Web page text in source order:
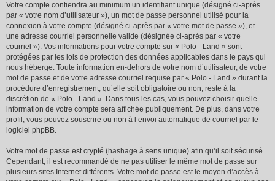
Votre compte contiendra au minimum un identifiant unique (désigné ci-après
par « votre nom d’utilisateur »), un mot de passe personnel utilisé pour la
connexion à votre compte (désigné ci-après par « votre mot de passe »), et
une adresse courriel personnelle valide (désignée ci-après par « votre
courriel »). Vos informations pour votre compte sur « Polo - Land » sont
protégées par les lois de protection des données applicables dans le pays qui
nous héberge. Toute information en-dehors de votre nom d’utilisateur, de votre
mot de passe et de votre adresse courriel requise par « Polo - Land » durant la
procédure d’enregistrement, qu’elle soit obligatoire ou non, reste à la
discrétion de « Polo - Land ». Dans tous les cas, vous pouvez choisir quelle
information de votre compte sera affichée publiquement. De plus, dans votre
profil, vous pouvez souscrire ou non à l’envoi automatique de courriel par le
logiciel phpBB.
Votre mot de passe est crypté (hashage à sens unique) afin qu’il soit sécurisé.
Cependant, il est recommandé de ne pas utiliser le même mot de passe sur
plusieurs sites Internet différents. Votre mot de passe est le moyen d’accès à